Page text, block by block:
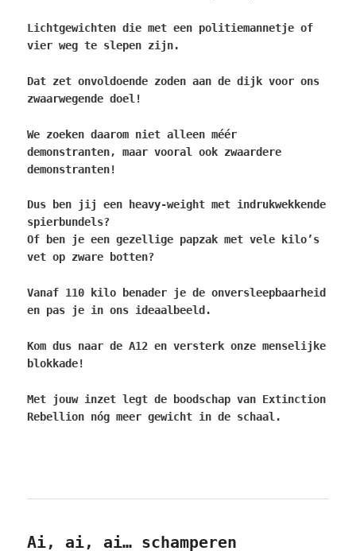
Lichtgewichten die met een politiemannetje of
vier weg te slepen zijn.
Dat zet onvoldoende zoden aan de dijk voor ons
zwaarwegende doel!
We zoeken daarom niet alleen méér
demonstranten, maar vooral ook zwaardere
demonstranten!
Dus ben jij een heavy-weight met indrukwekkende
spierbundels?
Of ben je een gezellige papzak met vele kilo’s
vet op zware botten?
Vanaf 110 kilo benader je de onversleepbaarheid
en pas je in ons ideaalbeeld.
Kom dus naar de A12 en versterk onze menselijke
blokkade!
Met jouw inzet legt de boodschap van Extinction
Rebellion nóg meer gewicht in de schaal.
Ai, ai, ai… schamperen